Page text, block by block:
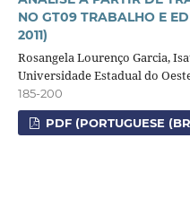
NO GT09 TRABALHO E
2011)
Rosangela Lourenço Garcia,
Universidade Estadual do
185-200
PDF (PORTUGUESE